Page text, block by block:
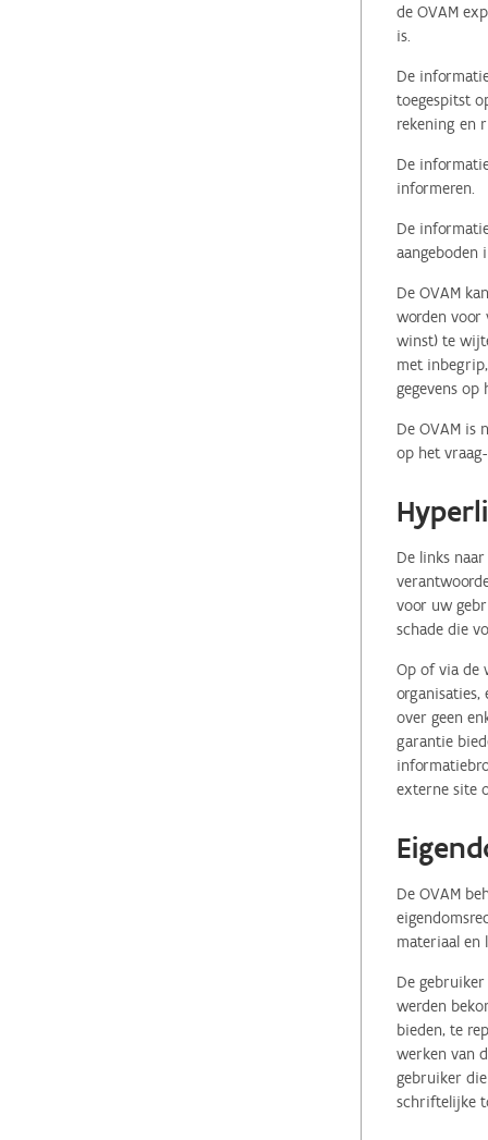
de OVAM
is.
De
toegespitst
rekening en
De
informeren.
De
aangeboden
De OVAM
worden voor
winst) te
met
gegevens
De OVAM is
op het
De links
voor uw
schade die
Op of via de
organisaties,
over geen
garantie
externe site
De OVAM
materiaal en
De
werden
bieden, te
werken van
gebruiker
schriftelijke